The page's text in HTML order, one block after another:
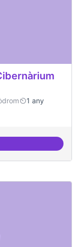
1 any
oferta antena